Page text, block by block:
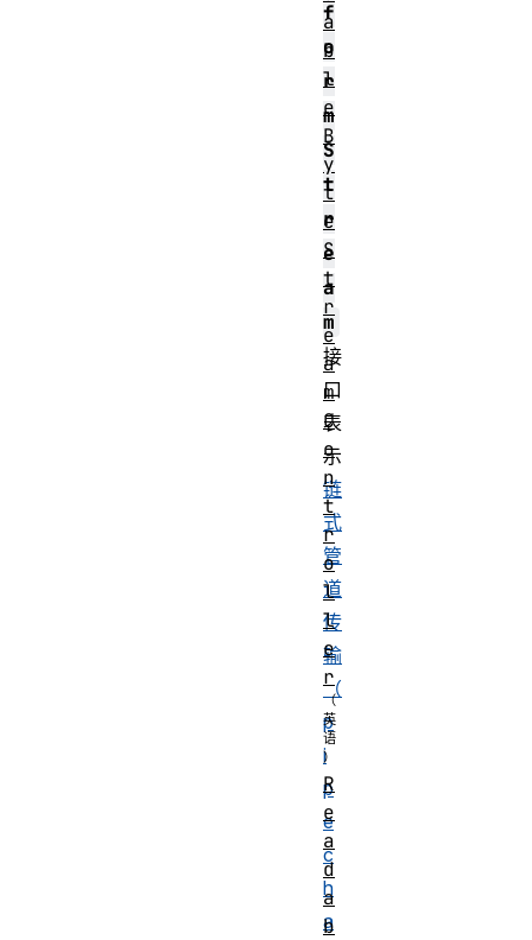
f
o
r
m
S
t
r
e
a
m
接
口
表
示
链
式
管
道
传
输
（
p
i
p
e
c
h
a
a
b
l
e
B
y
t
e
S
t
r
e
a
m
C
o
n
t
r
o
l
l
e
r
R
e
a
d
a
b